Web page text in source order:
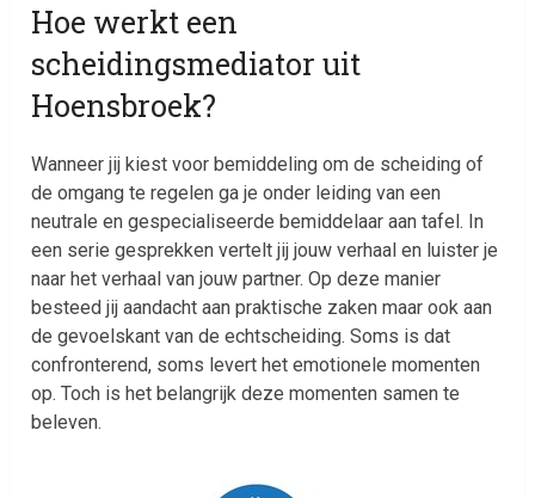
Hoe werkt een
scheidingsmediator uit
Hoensbroek?
Wanneer jij kiest voor bemiddeling om de scheiding of
de omgang te regelen ga je onder leiding van een
neutrale en gespecialiseerde bemiddelaar aan tafel. In
een serie gesprekken vertelt jij jouw verhaal en luister je
naar het verhaal van jouw partner. Op deze manier
besteed jij aandacht aan praktische zaken maar ook aan
de gevoelskant van de echtscheiding. Soms is dat
confronterend, soms levert het emotionele momenten
op. Toch is het belangrijk deze momenten samen te
beleven.